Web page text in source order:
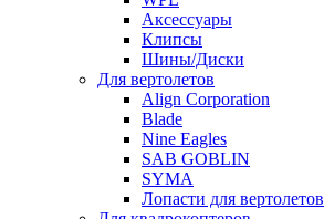
Аксессуары
Клипсы
Шины/Диски
Для вертолетов
Align Corporation
Blade
Nine Eagles
SAB GOBLIN
SYMA
Лопасти для вертолетов